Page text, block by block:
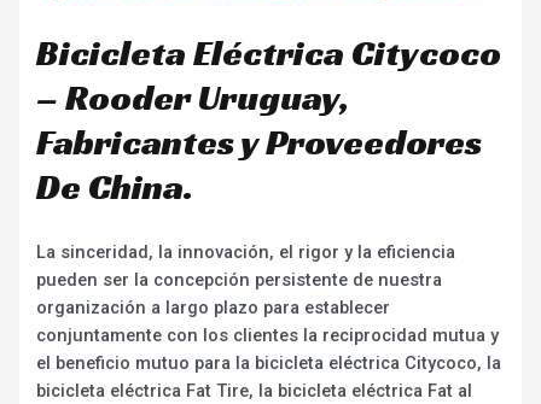
Bicicleta Eléctrica Citycoco
– Rooder Uruguay,
Fabricantes y Proveedores
De China.
La sinceridad, la innovación, el rigor y la eficiencia
pueden ser la concepción persistente de nuestra
organización a largo plazo para establecer
conjuntamente con los clientes la reciprocidad mutua y
el beneficio mutuo para la bicicleta eléctrica Citycoco, la
bicicleta eléctrica Fat Tire, la bicicleta eléctrica Fat al